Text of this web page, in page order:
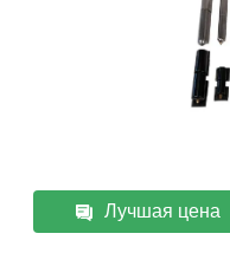
Лучшая цена